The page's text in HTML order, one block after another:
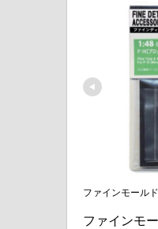
ファインモール
ファインモ